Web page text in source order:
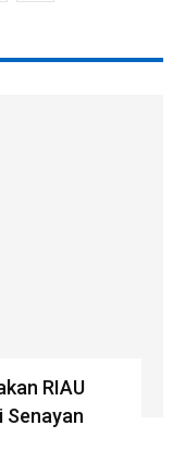
RIAU
Senayan